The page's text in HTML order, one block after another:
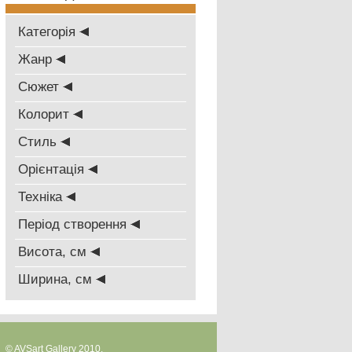
Категорія
Жанр
Сюжет
Колорит
Стиль
Oрієнтація
Техніка
Період створення
Висота, см
Ширина, см
© AVSart Gallery 2010.